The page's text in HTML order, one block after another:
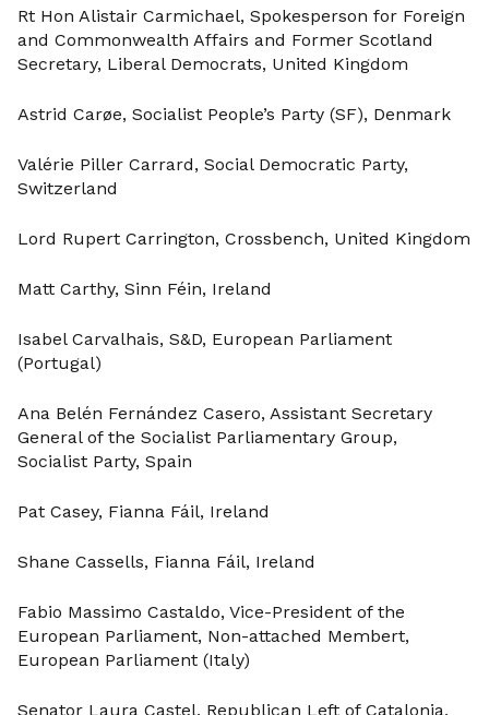
Rt Hon Alistair Carmichael, Spokesperson for Foreign
and Commonwealth Affairs and Former Scotland
Secretary, Liberal Democrats, United Kingdom
Astrid Carøe, Socialist People’s Party (SF), Denmark
Valérie Piller Carrard, Social Democratic Party,
Switzerland
Lord Rupert Carrington, Crossbench, United Kingdom
Matt Carthy, Sinn Féin, Ireland
Isabel Carvalhais, S&D, European Parliament
(Portugal)
Ana Belén Fernández Casero, Assistant Secretary
General of the Socialist Parliamentary Group,
Socialist Party, Spain
Pat Casey, Fianna Fáil, Ireland
Shane Cassells, Fianna Fáil, Ireland
Fabio Massimo Castaldo, Vice-President of the
European Parliament, Non-attached Membert,
European Parliament (Italy)
Senator Laura Castel, Republican Left of Catalonia,